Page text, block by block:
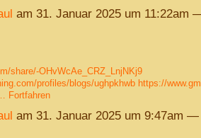
am 31. Januar 2025 um 11:22am
share/-OHvWcAe_CRZ_LnjNKj9
profiles/blogs/ughpkhwb https://
Fortfahren
am 31. Januar 2025 um 9:47am —